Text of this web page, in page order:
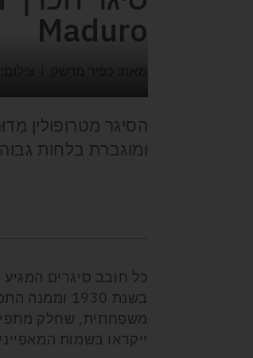
Maduro
ומוגברת בלחות
כל חובב סיגרים
בשנת 1930 וממנה התפתח התאגיד
משפחתית, שחלק
ייקראו בשמות